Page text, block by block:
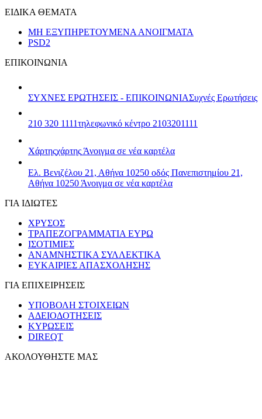
ΕΙΔΙΚΑ ΘΕΜΑΤΑ
ΜΗ ΕΞΥΠΗΡΕΤΟΥΜΕΝΑ ΑΝΟΙΓΜΑΤΑ
PSD2
ΕΠΙΚΟΙΝΩΝΙΑ
ΣΥΧΝΕΣ ΕΡΩΤΗΣΕΙΣ - ΕΠΙΚΟΙΝΩΝΙΑΣυχνές Ερωτήσεις
210 320 1111τηλεφωνικό κέντρο 2103201111
Χάρτηςχάρτης Άνοιγμα σε νέα καρτέλα
Ελ. Βενιζέλου 21, Αθήνα 10250 οδός Πανεπιστημίου 21,
Αθήνα 10250 Άνοιγμα σε νέα καρτέλα
ΓΙΑ ΙΔΙΩΤΕΣ
ΧΡΥΣΟΣ
ΤΡΑΠΕΖΟΓΡΑΜΜΑΤΙΑ ΕΥΡΩ
ΙΣΟΤΙΜΙΕΣ
ΑΝΑΜΝΗΣΤΙΚΑ ΣΥΛΛΕΚΤΙΚΑ
ΕΥΚΑΙΡΙΕΣ ΑΠΑΣΧΟΛΗΣΗΣ
ΓΙΑ ΕΠΙΧΕΙΡΗΣΕΙΣ
ΥΠΟΒΟΛΗ ΣΤΟΙΧΕΙΩΝ
ΑΔΕΙΟΔΟΤΗΣΕΙΣ
ΚΥΡΩΣΕΙΣ
DIREQT
ΑΚΟΛΟΥΘΗΣΤΕ ΜΑΣ